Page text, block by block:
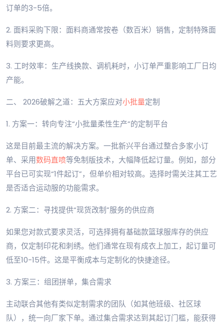
订单的3-5倍。
2. 面料采购下限：面料商通常按卷（数百米）销售，定制特殊面
料则要求更高。
3. 工时效率：生产线换款、调机耗时，小订单严重影响工厂日均
产能。
二、 2026破解之道：五大方案应对小批量定制
1. 方案一：转向专注“小批量柔性生产”的定制平台
这是目前最主流的解决方案。一批新兴平台通过整合多家小订
单、采用数码直喷等免制版技术，大幅降低起订量。例如，部分
平台已可实现“1件起订”，但单价相对较高。选择时需关注其工艺
是否适合运动服的功能需求。
2. 方案二：寻找提供“现货改制”服务的供应商
如果您对款式要求灵活，可选择拥有基础款篮球服库存的供应
商，仅定制印花和刺绣。他们通常在现有成衣上加工，起订量可
低至10-15件。这是平衡成本与定制化的快捷途径。
3. 方案三：组团拼单，集合需求
主动联合其他有类似定制需求的团队（如其他班级、社区球
队），统一向厂家下单。通过集合需求达到其起订门槛，能获得